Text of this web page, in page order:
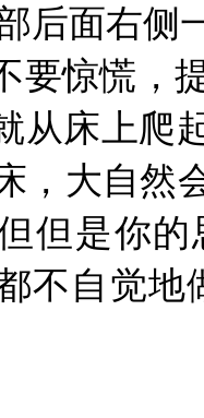
后面右侧
要惊慌，
从床上爬
，大自然
但是你
不自觉